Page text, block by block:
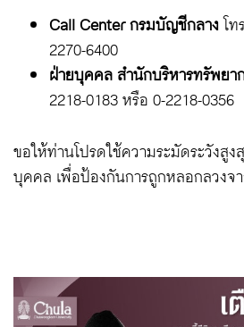
Call Center กรมบัญชีกลางโท
2270-6400
ฝ่ายบุคคล สำนักบริหารทรัพย
2218-0183หรือ0-2218-0356
ขอให้ท่านโปรดใช้ความระมัดระวังสู
บุคคล เพื่อป้องกันการถูกหลอกลวงจ